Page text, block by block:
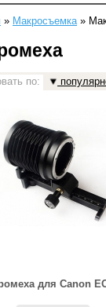
» Макросъемка»
по:
для Canon